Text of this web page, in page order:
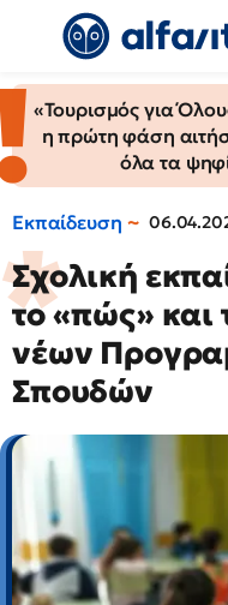
«Τουρισμός για
η πρώτη φάση
όλα τα
Εκπαίδευση
Σχολική
το «πώς» και
νέων
Σπουδών